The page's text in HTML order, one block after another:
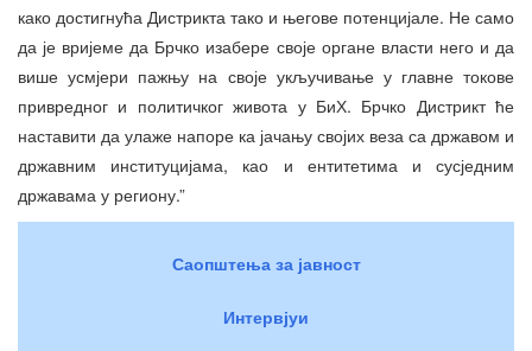
како достигнућа Дистрикта тако и његове потенцијале. Не само
да је вријеме да Брчко изабере своје органе власти него и да
више усмјери пажњу на своје укључивање у главне токове
привредног и политичког живота у БиХ. Брчко Дистрикт ће
наставити да улаже напоре ка јачању својих веза са државом и
државним институцијама, као и ентитетима и сусједним
државама у региону.”
Саопштења за јавност
Интервјуи